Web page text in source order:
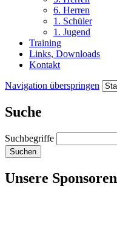
6. Herren
1. Schüler
1. Jugend
Training
Links, Downloads
Kontakt
Navigation überspringen
Suche
Suchbegriffe
Suchen
Unsere Sponsoren